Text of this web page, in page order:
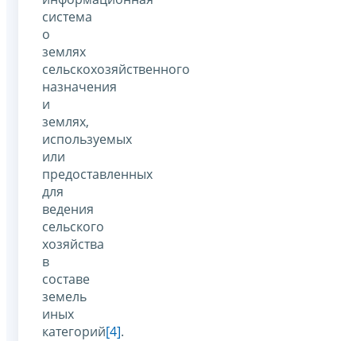
система
о
землях
сельскохозяйственного
назначения
и
землях,
используемых
или
предоставленных
для
ведения
сельского
хозяйства
в
составе
земель
иных
категорий[4].